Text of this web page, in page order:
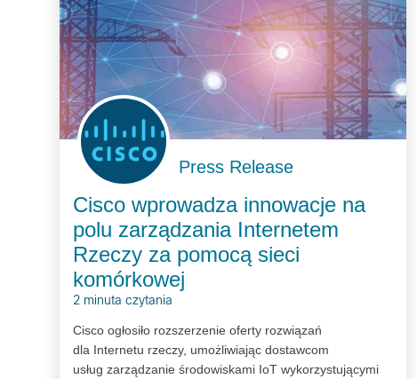
Press Release
Cisco wprowadza innowacje na
polu zarządzania Internetem
Rzeczy za pomocą sieci
komórkowej
2 minuta czytania
Cisco ogłosiło rozszerzenie oferty rozwiązań
dla Internetu rzeczy, umożliwiając dostawcom
usług zarządzanie środowiskami IoT wykorzystującymi